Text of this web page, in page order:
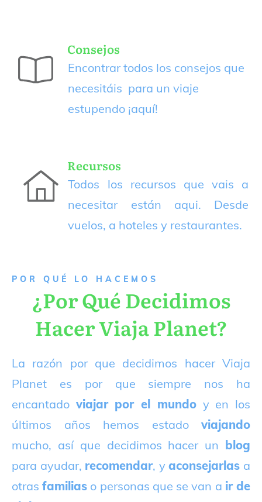
Consejos
Encontrar todos los consejos que
necesitáis para un viaje
estupendo ¡aquí!
Recursos
Todos los recursos que vais a
necesitar están aqui. Desde
vuelos, a hoteles y restaurantes.
P OR QUÉ LO HACEMOS
¿Por Qué Decidimos
Hacer Viaja Planet?
La razón por que decidimos hacer Viaja
Planet es por que siempre nos ha
encantado viajar por el mundoy en los
últimos años hemos estado viajando
mucho, así que decidimos hacer un blog
para ayudar, recomendar, yaconsejarlas a
otrasfamilias o personas que se van a ir de